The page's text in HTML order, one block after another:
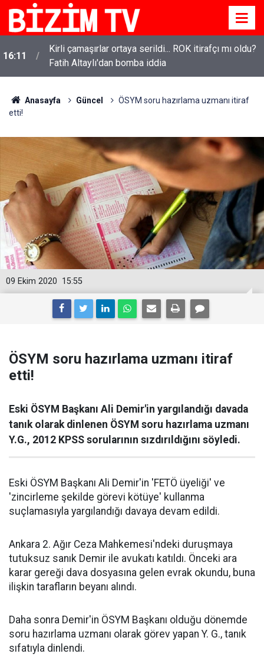
16:11
Kirli çamaşırlar ortaya serildi... ROK itirafçı mı oldu?
Fatih Altaylı'dan bomba iddia
Anasayfa Güncel
ÖSYM soru hazırlama uzmanı itiraf
etti!
15:55
09 Ekim 2020
ÖSYM soru hazırlama uzmanı itiraf
etti!
Eski ÖSYM Başkanı Ali Demir'in yargılandığı davada
tanık olarak dinlenen ÖSYM soru hazırlama uzmanı
Y.G., 2012 KPSS sorularının sızdırıldığını söyledi.
Eski ÖSYM Başkanı Ali Demir'in 'FETÖ üyeliği' ve
'zincirleme şekilde görevi kötüye' kullanma
suçlamasıyla yargılandığı davaya devam edildi.
Ankara 2. Ağır Ceza Mahkemesi'ndeki duruşmaya
tutuksuz sanık Demir ile avukatı katıldı. Önceki ara
karar gereği dava dosyasına gelen evrak okundu, buna
ilişkin tarafların beyanı alındı.
Daha sonra Demir'in ÖSYM Başkanı olduğu dönemde
soru hazırlama uzmanı olarak görev yapan Y. G., tanık
sıfatıyla dinlendi.